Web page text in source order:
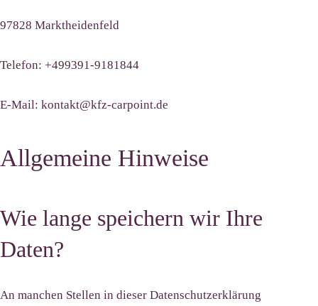
97828 Marktheidenfeld
Telefon: +499391-9181844
E-Mail: kontakt@kfz-carpoint.de
Allgemeine Hinweise
Wie lange speichern wir Ihre
Daten?
An manchen Stellen in dieser Datenschutzerklärung